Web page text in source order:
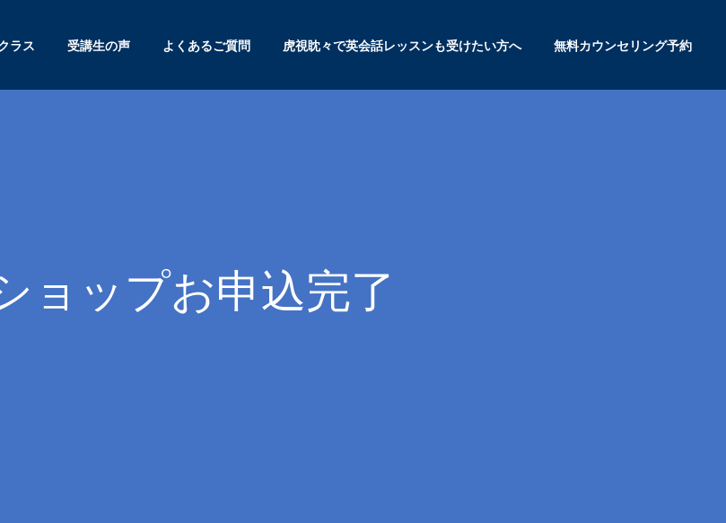
ラス 受講生の声 よくあるご質問 虎視眈々で英会話レッスンも受けたい方へ 無料カウンセリング予約
ョップお申込完了